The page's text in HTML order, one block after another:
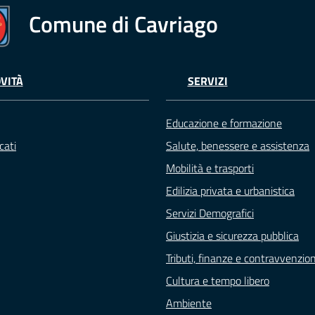
Comune di Cavriago
SERVIZI
Educazione e formazione
Salute, benessere e assistenza
Mobilità e trasporti
Edilizia privata e urbanistica
Servizi Demografici
Giustizia e sicurezza pubblica
Tributi, finanze e
Cultura e tempo libero
Ambiente